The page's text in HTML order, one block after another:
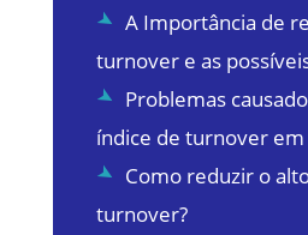
A Importância de
turnover e as
Problemas
índice de turnover
Como reduzir o
turnover?